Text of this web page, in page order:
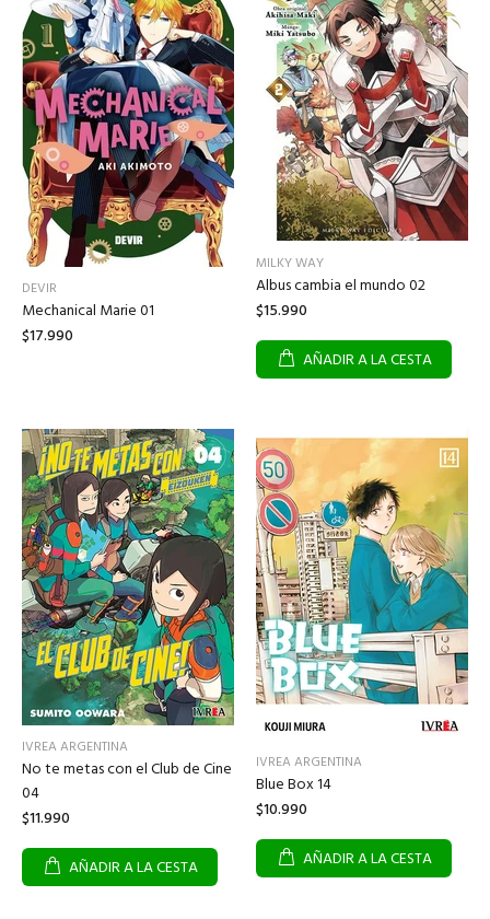
DEVIR
Mechanical Marie 01
$17.990
MILKY WAY
Albus cambia el mundo 02
$15.990
AÑADIR A LA CESTA
IVREA ARGENTINA
No te metas con el Club de Cine
04
$11.990
AÑADIR A LA CESTA
IVREA ARGENTINA
Blue Box 14
$10.990
AÑADIR A LA CESTA